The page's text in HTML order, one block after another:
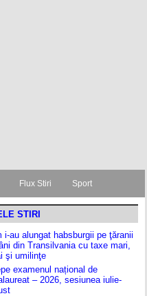
Flux Stiri Sport
STIRI
i-au alungat habsburgii pe ţăranii
din Transilvania cu taxe mari,
şi umilinţe
examenul național de
– 2026, sesiunea iulie-